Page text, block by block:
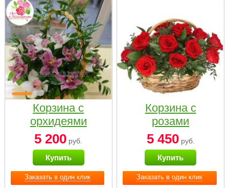
Заказать в один клик
Корзина с
орхидеями
малая
5 200 руб.
Купить
Заказать в один клик
Корзина с
розами
«Красный
Париж»
5 450руб.
Купить